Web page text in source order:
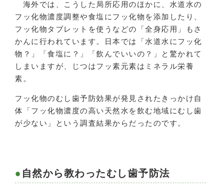
海外では、こうした局所応用のほかに、水道水の
フッ化物濃度調整や食塩にフッ化物を添加したり、
フッ化物タブレットを使うなどの「全身応用」もさ
かんに行われています。日本では「水道水にフッ化
物？」「食塩に？」「飲んでいいの？」と驚かれて
しまいますが、じつはフッ素元素はミネラル栄養
素。
フッ化物のむし歯予防効果が発見されたきっかけ自
体「フッ化物濃度の高い天然水を飲む地域にむし歯
が少ない」という調査結果からだったのです。
自然から教わったむし歯予防法